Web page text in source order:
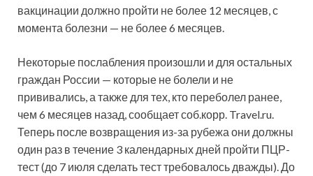
вакцинации должно пройти не более 12 месяцев, с
момента болезни — не более 6 месяцев.
Некоторые послабления произошли и для остальных
граждан России — которые не болели и не
прививались, а также для тех, кто переболел ранее,
чем 6 месяцев назад, сообщает соб.корр. Travel.ru.
Теперь после возвращения из-за рубежа они должны
один раз в течение 3 календарных дней пройти ПЦР-
тест (до 7 июля сделать тест требовалось дважды). До